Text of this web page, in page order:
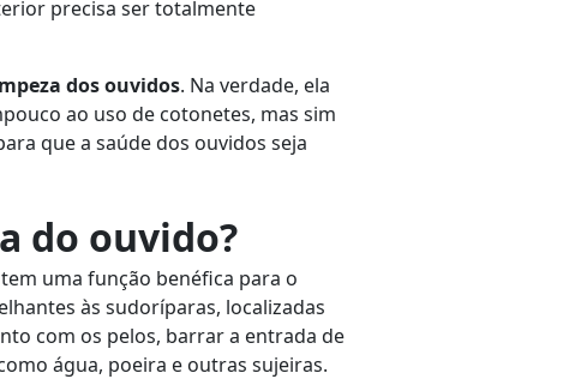
precisa ser totalmente
dos ouvidos. Na verdade, ela
ao uso de cotonetes, mas sim
que a saúde dos ouvidos seja
do ouvido?
uma função benéfica para o
às sudoríparas, localizadas
com os pelos, barrar a entrada de
água, poeira e outras sujeiras.